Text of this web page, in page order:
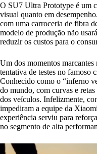
O SU7 Ultra Prototype é um
visual quanto em
com uma carroceria de fibra
modelo de produção não
reduzir os custos para o
Um dos momentos
tentativa de testes no famoso
Conhecido como o “inferno
do mundo, com curvas e
dos veículos. Infelizmente,
impediram a equipe da
experiência serviu para
no segmento de alta